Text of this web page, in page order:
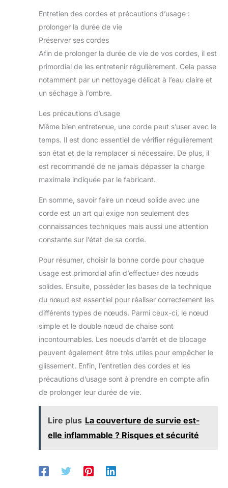
Entretien des cordes et précautions d’usage :
prolonger la durée de vie
Préserver ses cordes
Afin de prolonger la durée de vie de vos cordes, il est
primordial de les entretenir régulièrement. Cela passe
notamment par un nettoyage délicat à l’eau claire et
un séchage à l’ombre.
Les précautions d’usage
Même bien entretenue, une corde peut s’user avec le
temps. Il est donc essentiel de vérifier régulièrement
son état et de la remplacer si nécessaire. De plus, il
est recommandé de ne jamais dépasser la charge
maximale indiquée par le fabricant.
En somme, savoir faire un nœud solide avec une
corde est un art qui exige non seulement des
connaissances techniques mais aussi une attention
constante sur l’état de sa corde.
Pour résumer, choisir la bonne corde pour chaque
usage est primordial afin d’effectuer des nœuds
solides. Ensuite, posséder les bases de la technique
du nœud est essentiel pour réaliser correctement les
différents types de nœuds. Parmi ceux-ci, le nœud
simple et le double nœud de chaise sont
incontournables. Les noeuds d’arrêt et de blocage
peuvent également être très utiles pour empêcher le
glissement. Enfin, l’entretien des cordes et les
précautions d’usage sont à prendre en compte afin
de prolonger leur durée de vie.
Lire plus La couverture de survie est-
elle inflammable ? Risques et sécurité